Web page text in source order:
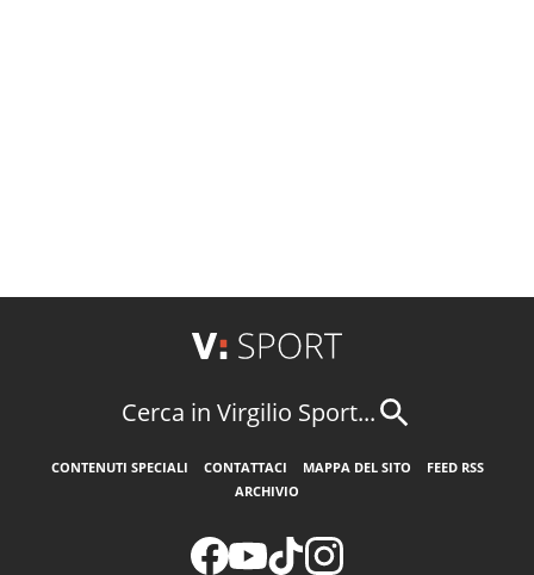
Cerca in Virgilio Sport...
CONTENUTI SPECIALI CONTATTACI MAPPA DEL SITO
FEED RSS
ARCHIVIO